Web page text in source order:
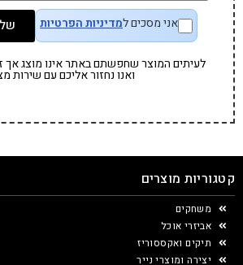
אני מסכים למדיניות הפרטיות
לעיתים המוצר שחפשתם באתר אינו מוצג אך
ואנו נחזור אליכם עם שירות
קטגוריות מוצרים
משחקים
אביזרי אוכל
תיקים ואקססוריז
יצירה ומוצרי נייר